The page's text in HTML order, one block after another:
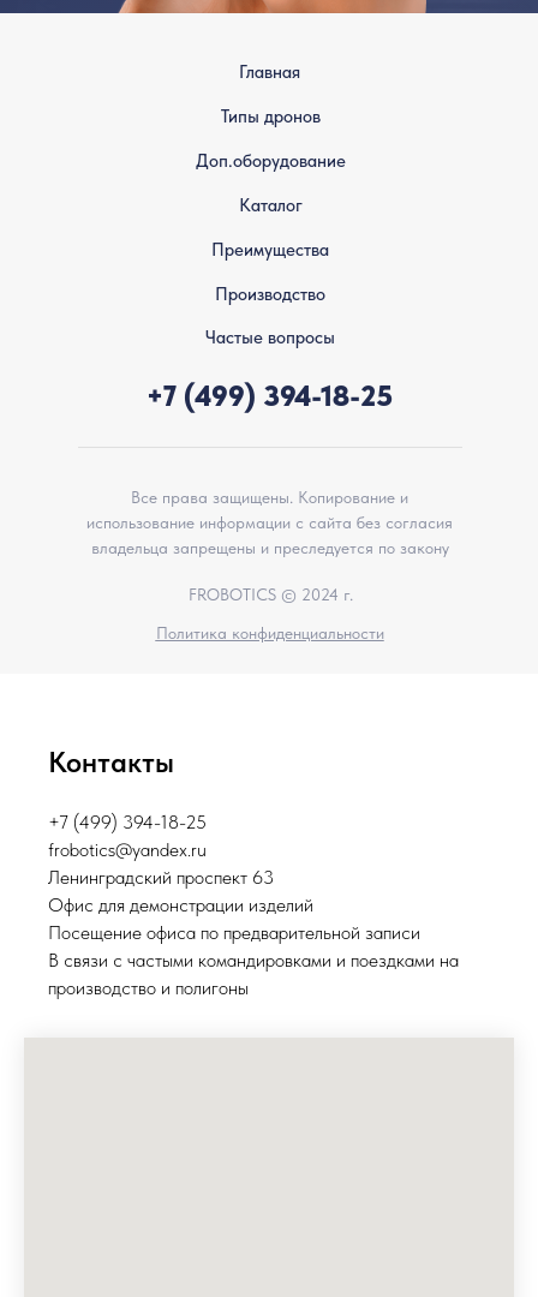
FROBOTICS © 2024 г.
Все права защищены. Копирование и
использование информации с сайта без согласия
владельца запрещены и преследуется по закону
Политика конфиденциальности
Типы дронов
Доп.оборудование
Каталог
Преимущества
Производство
+7 (499) 394-18-25
Главная
Частые вопросы
Контакты
+7 (499) 394-18-25
frobotics@yandex.ru
Ленинградский проспект 63
Офис для демонстрации изделий
Посещение офиса по предварительной записи
В связи с частыми командировками и поездками на
производство и полигоны